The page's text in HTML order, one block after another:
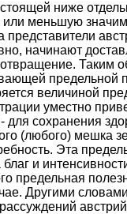
ниже
меньшую
начинают
Таким
предельной
величиной
уместно
сохранения
(любого) мешка
Эта
и
предельная
Другими